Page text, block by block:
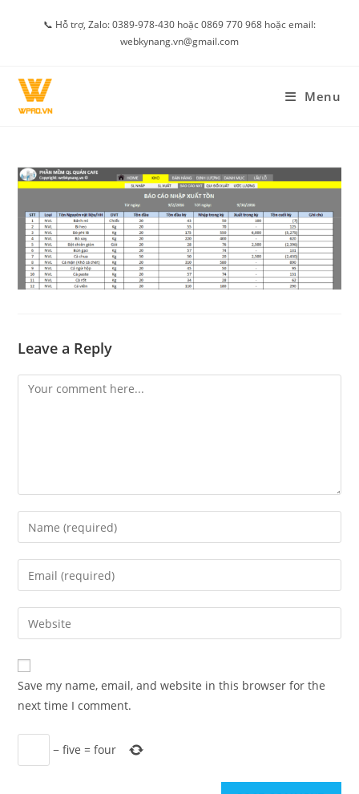
📞 Hỗ trợ, Zalo: 0389-978-430 hoặc 0869 770 968 hoặc email:
webkynang.vn@gmail.com
Menu
Leave a Reply
Comment
Enter
your
name
comment
Enter
your
email
address
comment
Enter
your
website
URL
(optional)
Save my name, email, and website in this browser for the
next time I comment.
−five =four